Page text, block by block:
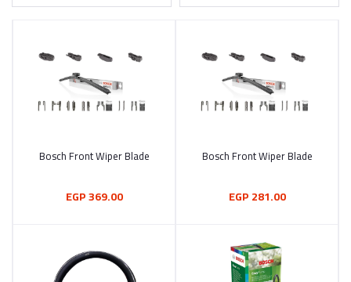
أضف إلى السلة
Bosch Front Wiper Blade
281.00 EGP
أضف إلى السلة
Bosch Front Wiper Blade
369.00 EGP